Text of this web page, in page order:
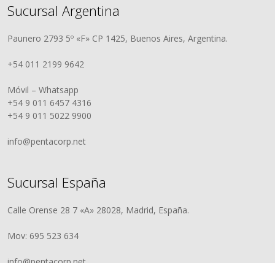
Sucursal Argentina
Paunero 2793 5º «F» CP 1425, Buenos Aires, Argentina.
+54 011 2199 9642
Móvil – Whatsapp
+54 9 011 6457 4316
+54 9 011 5022 9900
info@pentacorp.net
Sucursal España
Calle Orense 28 7 «A» 28028, Madrid, España.
Mov: 695 523 634